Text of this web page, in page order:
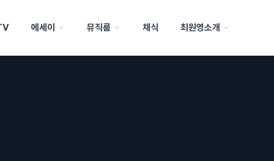
에세이 뮤직룸 채식 최원영소개